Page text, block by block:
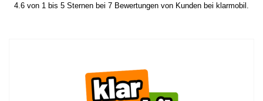
4.6 von 1 bis 5 Sternen bei 7 Bewertungen von Kunden bei klarmobil.